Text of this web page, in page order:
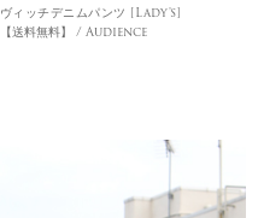
ヴィッチデニムパンツ [Lady's]
【送料無料】 / Audience